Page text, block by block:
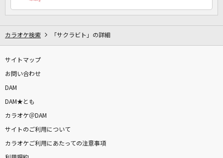
カラオケ検索 「サクラビト」の詳細
サイトマップ
お問い合わせ
DAM
DAM★とも
カラオケ＠DAM
サイトのご利用について
カラオケご利用にあたっての注意事項